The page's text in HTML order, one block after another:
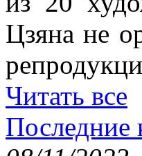
Цзяна не
Читать все
Последние